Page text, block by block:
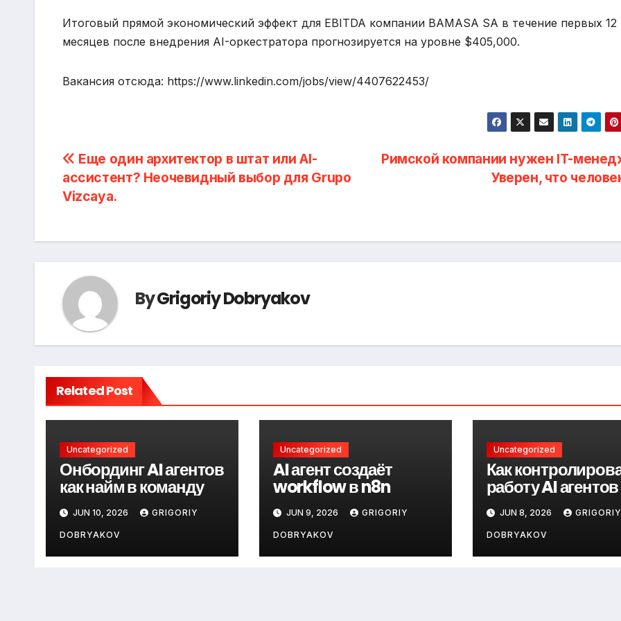
Итоговый прямой экономический эффект для EBITDA компании BAMASA SA в течение первых 12
месяцев после внедрения AI-оркестратора прогнозируется на уровне $405,000.
Вакансия отсюда: https://www.linkedin.com/jobs/view/4407622453/
Post
navigation
Римской компании нужен IT-
Уверен, что
Еще один архитектор в штат или AI-
ассистент? Неочевидный выбор для Grupo
Vizcaya.
ByGrigoriy Dobryakov
Related Post
Uncategorized
Онбординг AI агентов
как найм в команду
JUN 10, 2026 GRIGORIY
DOBRYAKOV
Uncategorized
AI агент создаёт
workflow в n8n
JUN 9, 2026 GRIGORIY
DOBRYAKOV
Uncategorized
Как
работу AI агентов
JUN 8, 2026 GRIGORIY
DOBRYAKOV